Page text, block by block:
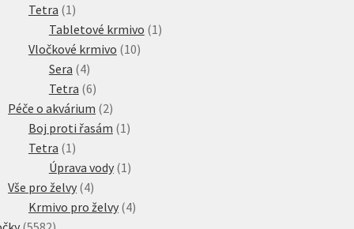
Tetra 11
produkt
Tabletové krmivo 11
Vločkové krmivo 1010
Sera 44
produkty
Tetra 66
produktů
Péče o akvárium 22
produkty
Boj proti řasám 11
Tetra 11
produkt
Úprava vody 11
Vše pro želvy 44
produkty
Krmivo pro želvy 44